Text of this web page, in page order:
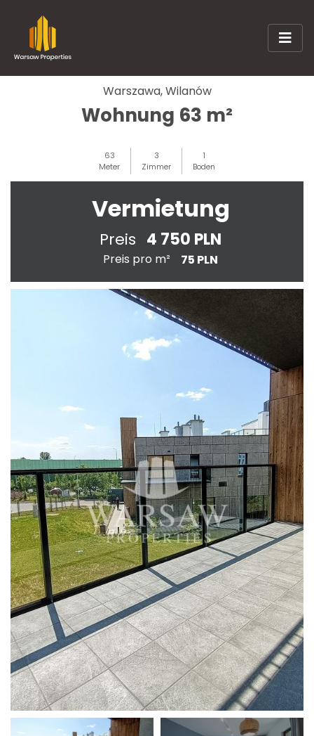
Warszawa, Wilanów
Wohnung 63 m²
63
Meter
3
Zimmer
1
Boden
Vermietung
Preis 4 750 PLN
Preis pro m² 75 PLN